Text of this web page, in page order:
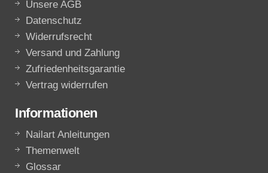
Unsere AGB
Datenschutz
Widerrufsrecht
Versand und Zahlung
Zufriedenheitsgarantie
Vertrag widerrufen
Informationen
Nailart Anleitungen
Themenwelt
Glossar